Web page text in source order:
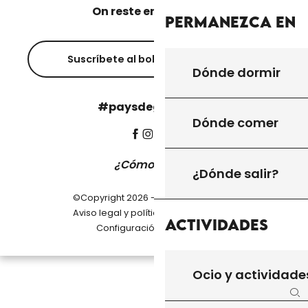
Permanezca en
Dónde dormir
Dónde comer
¿Dónde salir?
Actividades
Ocio y
On reste en contact ?
Suscríbete al boletín informativo
#paysdegourdon !
¿Cómo llegar?
©Copyright 2026 - Pays de Gourdon
Aviso legal y política de privacidad
Configuración de cookies